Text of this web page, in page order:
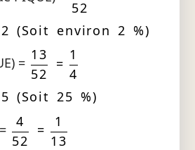
52
(Soit environ 2 %)
=
13
52
=
1
4
(Soit 25 %)
4
52
=
1
13